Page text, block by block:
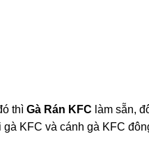
thì Gà Rán KFC làm sẵn,
gà KFC và cánh gà KFC